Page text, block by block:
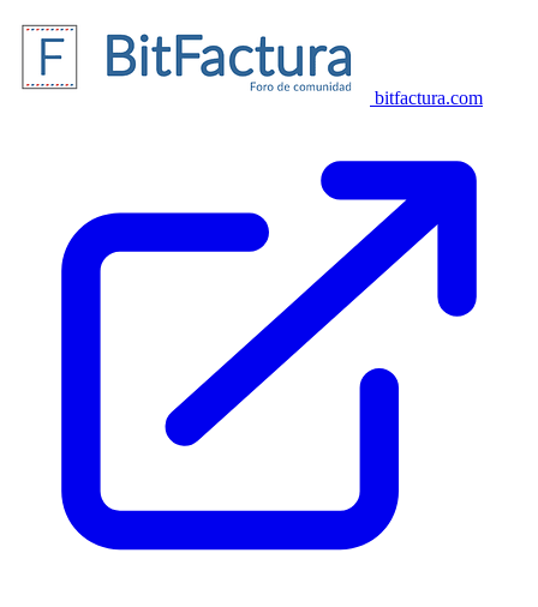
bitfactura.com